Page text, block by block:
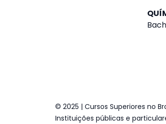
© 2025 | Cursos Superiores no
Instituições públicas e